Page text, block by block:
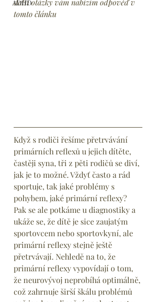
ADHD
další otázky vám nabízím odpověď v
tomto článku
Když s rodiči řešíme přetrvávání
primárních reflexů u jejich dítěte,
častěji syna, tři z pěti rodičů se diví,
jak je to možné. Vždyť často a rád
sportuje, tak jaké problémy s
pohybem, jaké primární reflexy?
Pak se ale potkáme u diagnostiky a
ukáže se, že dítě je sice zaujatým
sportovcem nebo sportovkyní, ale
primární reflexy stejně ještě
přetrvávají. Nehledě na to, že
primární reflexy vypovídají o tom,
že neurovývoj neprobíhá optimálně,
což zahrnuje širší škálu problémů